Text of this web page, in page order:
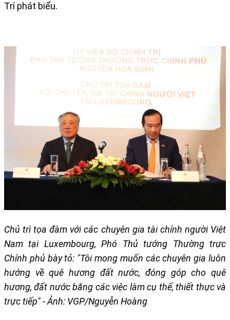
Trí phát biểu.
Chủ trì tọa đàm với các chuyên gia tài chính người Việt
Nam tại Luxembourg, Phó Thủ tướng Thường trực
Chính phủ bày tỏ: "Tôi mong muốn các chuyên gia luôn
hướng về quê hương đất nước, đóng góp cho quê
hương, đất nước bằng các việc làm cụ thể, thiết thực và
trực tiếp" - Ảnh: VGP/Nguyễn Hoàng